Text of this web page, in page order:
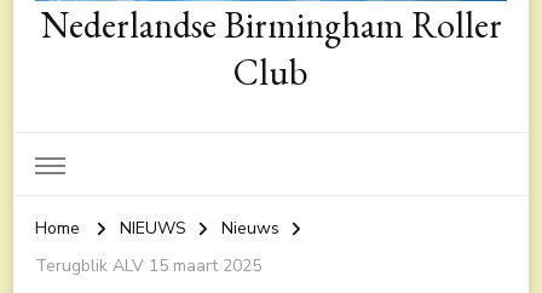
Nederlandse Birmingham Roller
Club
Home NIEUWS
Nieuws
Terugblik ALV 15 maart 2025